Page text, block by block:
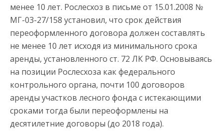
менее 10 лет. Рослесхоз в письме от 15.01.2008 №
МГ-03-27/158 установил, что срок действия
переоформленного договора должен составлять
не менее 10 лет исходя из минимального срока
аренды, установленного ст. 72 ЛК РФ. Основываясь
на позиции Рослесхоза как федерального
контрольного органа, почти 100 договоров
аренды участков лесного фонда с истекающими
сроками тогда были переоформлены на
десятилетние договоры (до 2018 года).